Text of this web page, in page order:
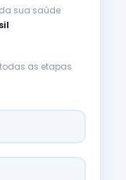
sua saúde
as etapas